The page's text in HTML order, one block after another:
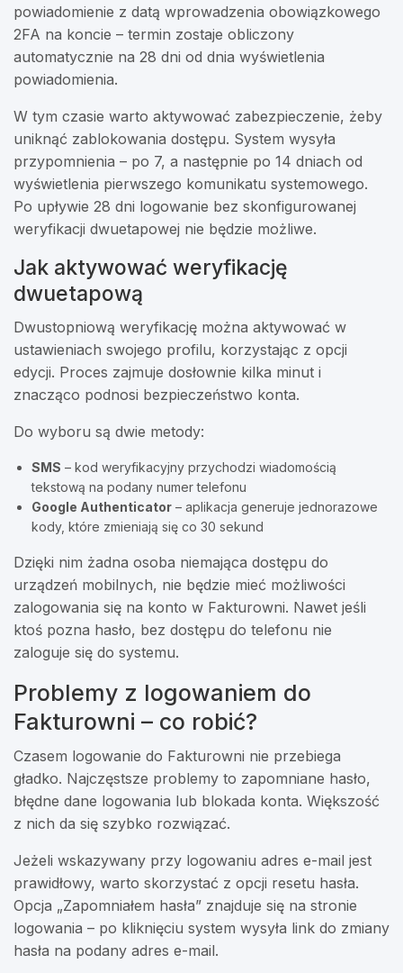
powiadomienie z datą wprowadzenia obowiązkowego
2FA na koncie – termin zostaje obliczony
automatycznie na 28 dni od dnia wyświetlenia
powiadomienia.
W tym czasie warto aktywować zabezpieczenie, żeby
uniknąć zablokowania dostępu. System wysyła
przypomnienia – po 7, a następnie po 14 dniach od
wyświetlenia pierwszego komunikatu systemowego.
Po upływie 28 dni logowanie bez skonfigurowanej
weryfikacji dwuetapowej nie będzie możliwe.
Jak aktywować weryfikację
dwuetapową
Dwustopniową weryfikację można aktywować w
ustawieniach swojego profilu, korzystając z opcji
edycji. Proces zajmuje dosłownie kilka minut i
znacząco podnosi bezpieczeństwo konta.
Do wyboru są dwie metody:
SMS – kod weryfikacyjny przychodzi wiadomością
tekstową na podany numer telefonu
Google Authenticator – aplikacja generuje jednorazowe
kody, które zmieniają się co 30 sekund
Dzięki nim żadna osoba niemająca dostępu do
urządzeń mobilnych, nie będzie mieć możliwości
zalogowania się na konto w Fakturowni. Nawet jeśli
ktoś pozna hasło, bez dostępu do telefonu nie
zaloguje się do systemu.
Problemy z logowaniem do
Fakturowni – co robić?
Czasem logowanie do Fakturowni nie przebiega
gładko. Najczęstsze problemy to zapomniane hasło,
błędne dane logowania lub blokada konta. Większość
z nich da się szybko rozwiązać.
Jeżeli wskazywany przy logowaniu adres e-mail jest
prawidłowy, warto skorzystać z opcji resetu hasła.
Opcja „Zapomniałem hasła” znajduje się na stronie
logowania – po kliknięciu system wysyła link do zmiany
hasła na podany adres e-mail.